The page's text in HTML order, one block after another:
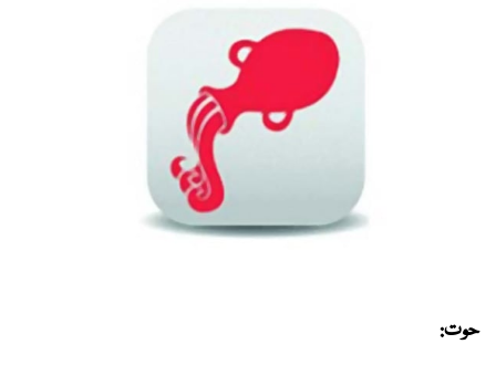
حوت: